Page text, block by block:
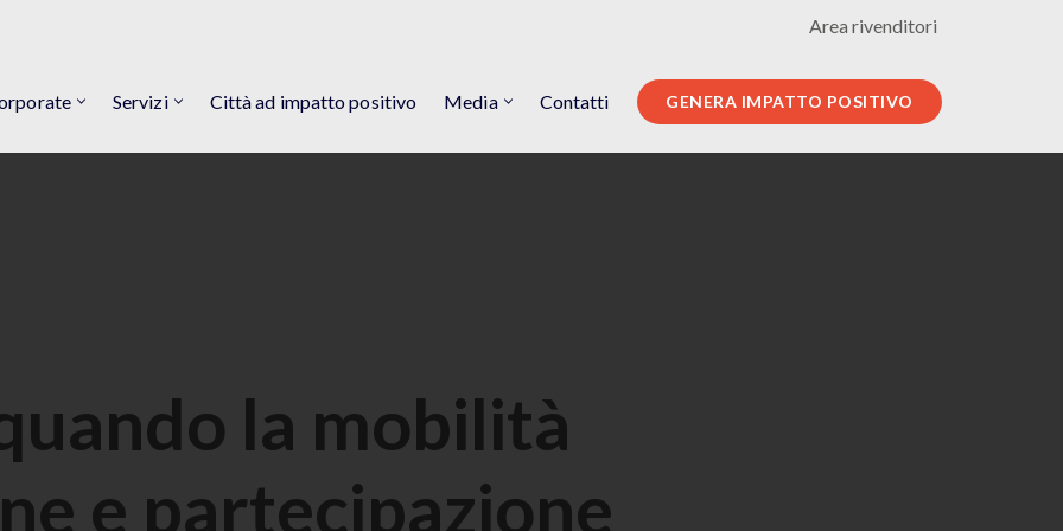
Area rivenditori
Servizi Città ad impatto positivo Media Contatti GENERA IMPATTO POSITIVO
la mobilità
e partecipazione